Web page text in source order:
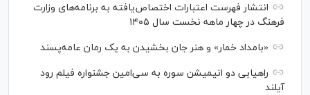
انتشار فهرست اعتبارات اختصاص‌یافته به برنامه‌های وزارت
فرهنگ در چهار ماهه نخست سال ۱۴۰۵
«بامداد خمار» و هنر جان بخشیدن به یک رمان عامه‌پسند
راهیابی دو انیمیشن سوره به سی‌امین جشنواره فیلم رود
آیلند